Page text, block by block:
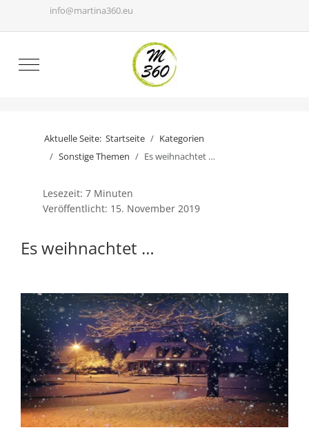
info@martina360.eu
Mobile Menu Toggle
Aktuelle Seite: Startseite
Kategorien
Sonstige Themen
Es weihnachtet …
Lesezeit: 7 Minuten
Veröffentlicht: 15. November 2019
Es weihnachtet …